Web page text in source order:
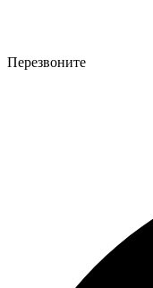
Перезвоните